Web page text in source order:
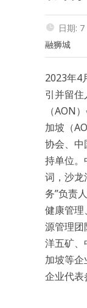
日期:
融狮城
2023年4
引并留住
（AON
加坡（
协会、中
持单位。
词，沙龙
务”负责
健康管理
源管理
洋五矿、
加坡等
企业代表